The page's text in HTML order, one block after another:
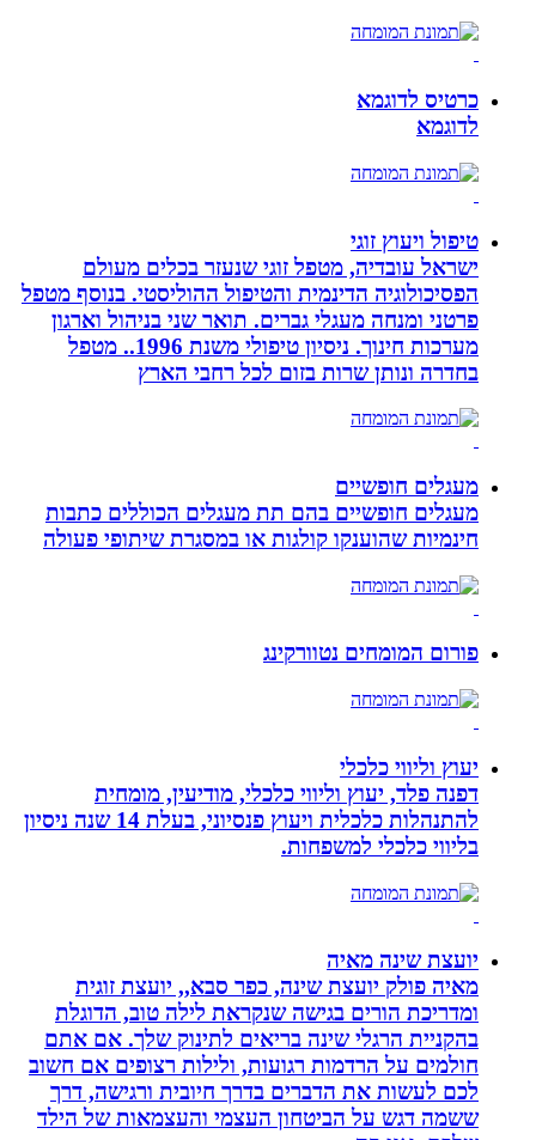
כרטיס לדוגמא
לדוגמא
טיפול ויעוץ זוגי
ישראל עובדיה, מטפל זוגי שנעזר בכלים מעולם
הפסיכולוגיה הדינמית והטיפול ההוליסטי. בנוסף מטפל
פרטני ומנחה מעגלי גברים. תואר שני בניהול וארגון
מערכות חינוך. ניסיון טיפולי משנת 1996.. מטפל
בחדרה ונותן שרות בזום לכל רחבי הארץ
מעגלים חופשיים
מעגלים חופשיים בהם תת מעגלים הכוללים כתבות
חינמיות שהוענקו קולגות או במסגרת שיתופי פעולה
פורום המומחים נטוורקינג
יעוץ וליווי כלכלי
דפנה פלד, יעוץ וליווי כלכלי, מודיעין, מומחית
להתנהלות כלכלית ויעוץ פנסיוני, בעלת 14 שנה ניסיון
בליווי כלכלי למשפחות.
יועצת שינה מאיה
מאיה פולק יועצת שינה, כפר סבא,, יועצת זוגית
ומדריכת הורים בגישה שנקראת לילה טוב, הדוגלת
בהקניית הרגלי שינה בריאים לתינוק שלך. אם אתם
חולמים על הרדמות רגועות, ולילות רצופים אם חשוב
לכם לעשות את הדברים בדרך חיובית ורגישה, דרך
ששמה דגש על הביטחון העצמי והעצמאות של הילד